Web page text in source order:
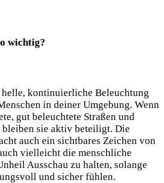
wichtig?
kontinuierliche Beleuchtung
in deiner Umgebung. Wenn
gut ‌beleuchtete Straßen‌ und
bleiben⁤ sie⁣ aktiv beteiligt. Die
auch ein sichtbares‌ Zeichen von
vielleicht die ‍menschliche
Ausschau zu halten, ‌solange
und sicher fühlen.